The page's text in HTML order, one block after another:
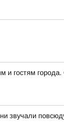
и гостям
звучали